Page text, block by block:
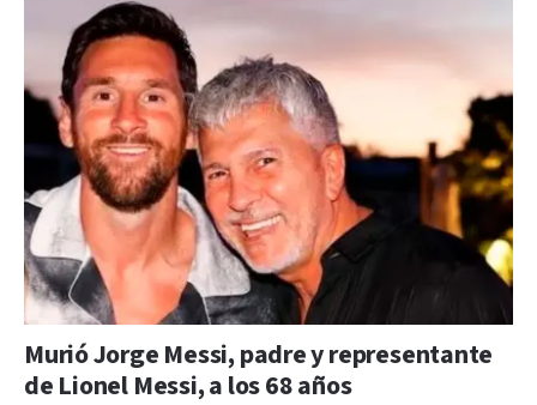
Murió Jorge Messi, padre y representante
de Lionel Messi, a los 68 años